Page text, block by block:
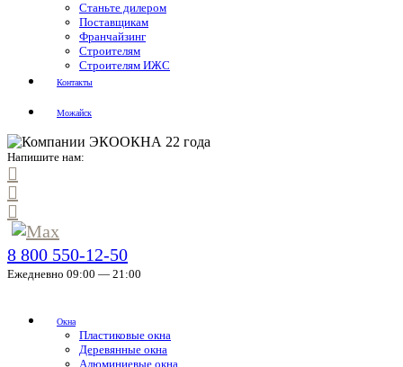
Станьте дилером
Поставщикам
Франчайзинг
Строителям
Строителям ИЖС
Контакты
Можайск
Напишите нам:
8 800 550-12-50
Ежедневно 09:00 — 21:00
Окна
Пластиковые окна
Деревянные окна
Алюминиевые окна